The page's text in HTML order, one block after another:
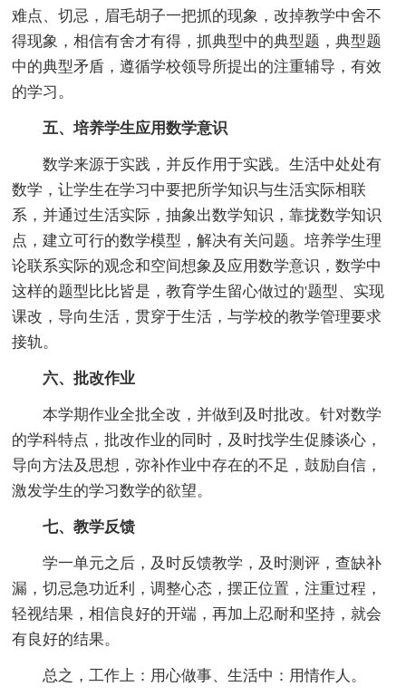
难点、切忌，眉毛胡子一把抓的现象，改掉教学中舍不
得现象，相信有舍才有得，抓典型中的典型题，典型题
中的典型矛盾，遵循学校领导所提出的注重辅导，有效
的学习。
五、培养学生应用数学意识
数学来源于实践，并反作用于实践。生活中处处有
数学，让学生在学习中要把所学知识与生活实际相联
系，并通过生活实际，抽象出数学知识，靠拢数学知识
点，建立可行的数学模型，解决有关问题。培养学生理
论联系实际的观念和空间想象及应用数学意识，数学中
这样的题型比比皆是，教育学生留心做过的'题型、实现
课改，导向生活，贯穿于生活，与学校的教学管理要求
接轨。
六、批改作业
本学期作业全批全改，并做到及时批改。针对数学
的学科特点，批改作业的同时，及时找学生促膝谈心，
导向方法及思想，弥补作业中存在的不足，鼓励自信，
激发学生的学习数学的欲望。
七、教学反馈
学一单元之后，及时反馈教学，及时测评，查缺补
漏，切忌急功近利，调整心态，摆正位置，注重过程，
轻视结果，相信良好的开端，再加上忍耐和坚持，就会
有良好的结果。
总之，工作上：用心做事、生活中：用情作人。